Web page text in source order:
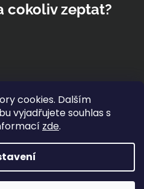
cookies. Dalším
vyjadřujete souhlas s
zde.
cokoliv zeptat?
Premium